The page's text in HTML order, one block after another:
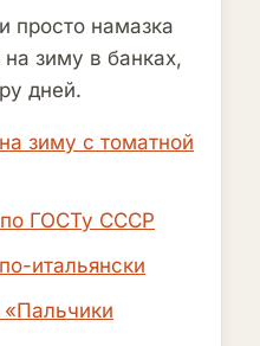
просто намазка
зиму в банках,
дней.
зиму с томатной
по ГОСТу СССР
итальянски
«Пальчики